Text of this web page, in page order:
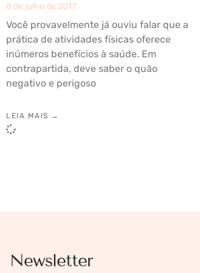
8 de julho de 2017
Você provavelmente já ouviu falar que a
prática de atividades físicas oferece
inúmeros benefícios à saúde. Em
contrapartida, deve saber o quão
negativo e perigoso
LEIA MAIS →
Newsletter